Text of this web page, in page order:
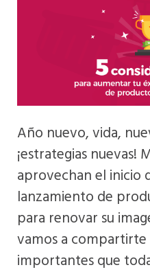
Año nuevo, vida,
¡estrategias nuevas!
aprovechan el inicio
lanzamiento de
para renovar su
vamos a
importantes que